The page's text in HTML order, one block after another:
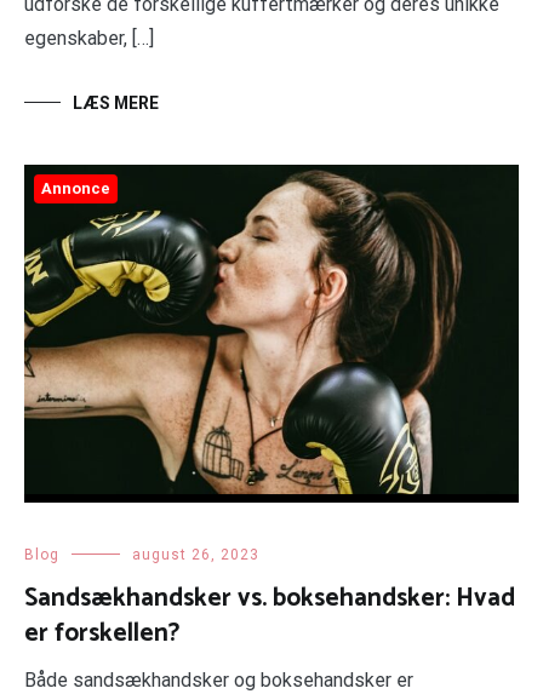
egenskaber, […]
LÆS MERE
Annonce
Blog august 26, 2023
Sandsækhandsker vs. boksehandsker: Hvad
er forskellen?
Både sandsækhandsker og boksehandsker er